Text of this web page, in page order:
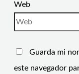
Web
Guarda mi
este navegador